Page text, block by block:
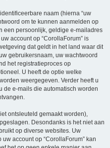
naam (hierna “uw
om te kunnen aanmelden op
een persoonlijk, geldige e-mailadres
account op “CorollaForum” is
dat geldt in het land waar dit
gebruikersnaam, uw wachtwoord
het registratieproces op
U heeft de optie welke
weergegeven. Verder heeft u
de e-mails die automatisch worden
ontsleuteld gemaakt worden),
Desondanks is het niet aan
op diverse websites. Uw
account op “CorollaForum” kan